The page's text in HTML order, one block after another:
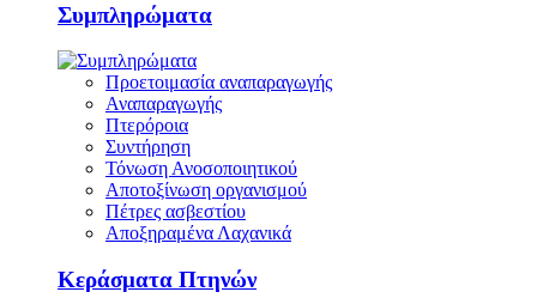
Συμπληρώματα
Προετοιμασία αναπαραγωγής
Αναπαραγωγής
Πτερόροια
Συντήρηση
Τόνωση Ανοσοποιητικού
Αποτοξίνωση οργανισμού
Πέτρες ασβεστίου
Αποξηραμένα Λαχανικά
Κεράσματα Πτηνών